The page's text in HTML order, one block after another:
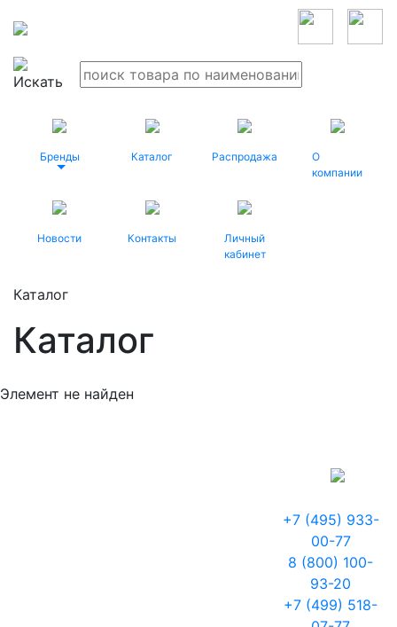
Бренды Каталог Распродажа
О
компании
Новости Контакты
Личный
кабинет
Каталог
Каталог
Элемент не найден
+7 (495) 933-
00-77
8 (800) 100-
93-20
+7 (499) 518-